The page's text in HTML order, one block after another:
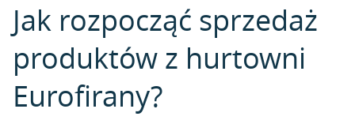
Jak rozpocząć sprzedaż
produktów z hurtowni
Eurofirany?